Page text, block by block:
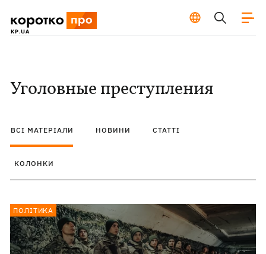
Уголовные преступления
ВСІ МАТЕРІАЛИ НОВИНИ СТАТТІ
КОЛОНКИ
ПОЛІТИКА